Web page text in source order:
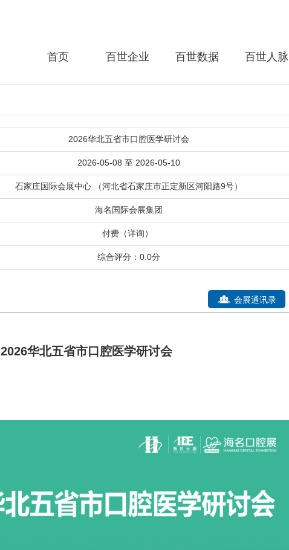
首页 百世企业 百世数据 百世人脉
2026华北五省市口腔医学研讨会
2026-05-08 至 2026-05-10
石家庄国际会展中心 （河北省石家庄市正定新区河阳路9号）
海名国际会展集团
付费（详询）
综合评分：0.0分
会展通讯录
2026华北五省市口腔医学研讨会